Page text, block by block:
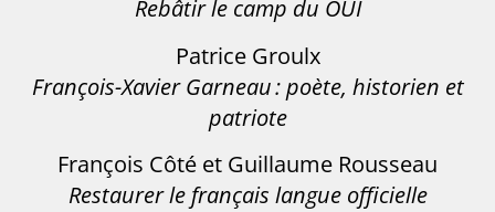
Rebâtir le camp du OUI
Patrice Groulx
François-Xavier Garneau : poète, historien et
patriote
François Côté et Guillaume Rousseau
Restaurer le français langue officielle